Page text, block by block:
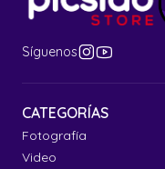
Síguenos
CATEGORÍAS
Fotografía
Video